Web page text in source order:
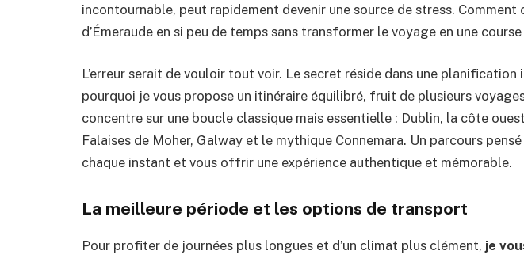
incontournable, peut rapidement devenir une source de stress. Comment
d’Émeraude en si peu de temps sans transformer le voyage en une
L’erreur serait de vouloir tout voir. Le secret réside dans une planification
pourquoi je vous propose un itinéraire équilibré, fruit de plusieurs
concentre sur une boucle classique mais essentielle : Dublin, la côte
Falaises de Moher, Galway et le mythique Connemara. Un parcours
chaque instant et vous offrir une expérience authentique et mémorable.
La meilleure période et les options de transport
Pour profiter de journées plus longues et d’un climat plus clément, je